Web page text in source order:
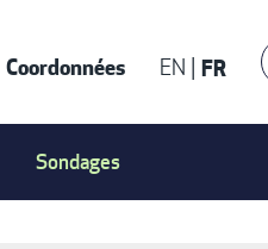
Coordonnées EN FR
Sondages